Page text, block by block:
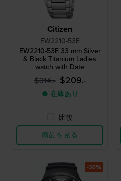
Citizen
EW2210-53E
EW2210-53E 33 mm Silver
& Black Titanium Ladies
watch with Date
$314.- $209.-
● 在庫あり
比較
商品を見る
-30%